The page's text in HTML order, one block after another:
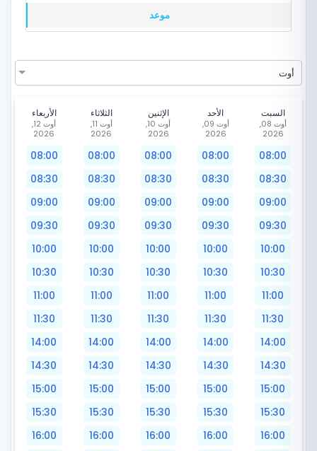
موعد
أوت
الأربعاء
أوت 12,
2026
08:00
08:30
09:00
09:30
10:00
10:30
11:00
11:30
14:00
14:30
15:00
15:30
16:00
الثلاثاء
أوت 11,
2026
08:00
08:30
09:00
09:30
10:00
10:30
11:00
11:30
14:00
14:30
15:00
15:30
16:00
الإثنين
أوت 10,
2026
08:00
08:30
09:00
09:30
10:00
10:30
11:00
11:30
14:00
14:30
15:00
15:30
16:00
الأحد
أوت 09,
2026
08:00
08:30
09:00
09:30
10:00
10:30
11:00
11:30
14:00
14:30
15:00
15:30
16:00
السبت
أوت 08,
2026
08:00
08:30
09:00
09:30
10:00
10:30
11:00
11:30
14:00
14:30
15:00
15:30
16:00